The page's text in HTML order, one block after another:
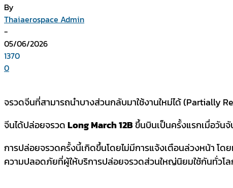
By
Thaiaerospace Admin
-
05/06/2026
1370
0
จรวดจีนที่สามารถนำบางส่วนกลับมาใช้งานใหม่ได้ (partially
จีนได้ปล่อยจรวดLong March 12Bขึ้นบินเป็นครั้งแรกเมื่อวัน
การปล่อยจรวดครั้งนี้เกิดขึ้นโดยไม่มีการแจ้งเตือนล่วงหน้า โ
ความปลอดภัยที่ผู้ให้บริการปล่อยจรวดส่วนใหญ่นิยมใช้กันทั่วโ